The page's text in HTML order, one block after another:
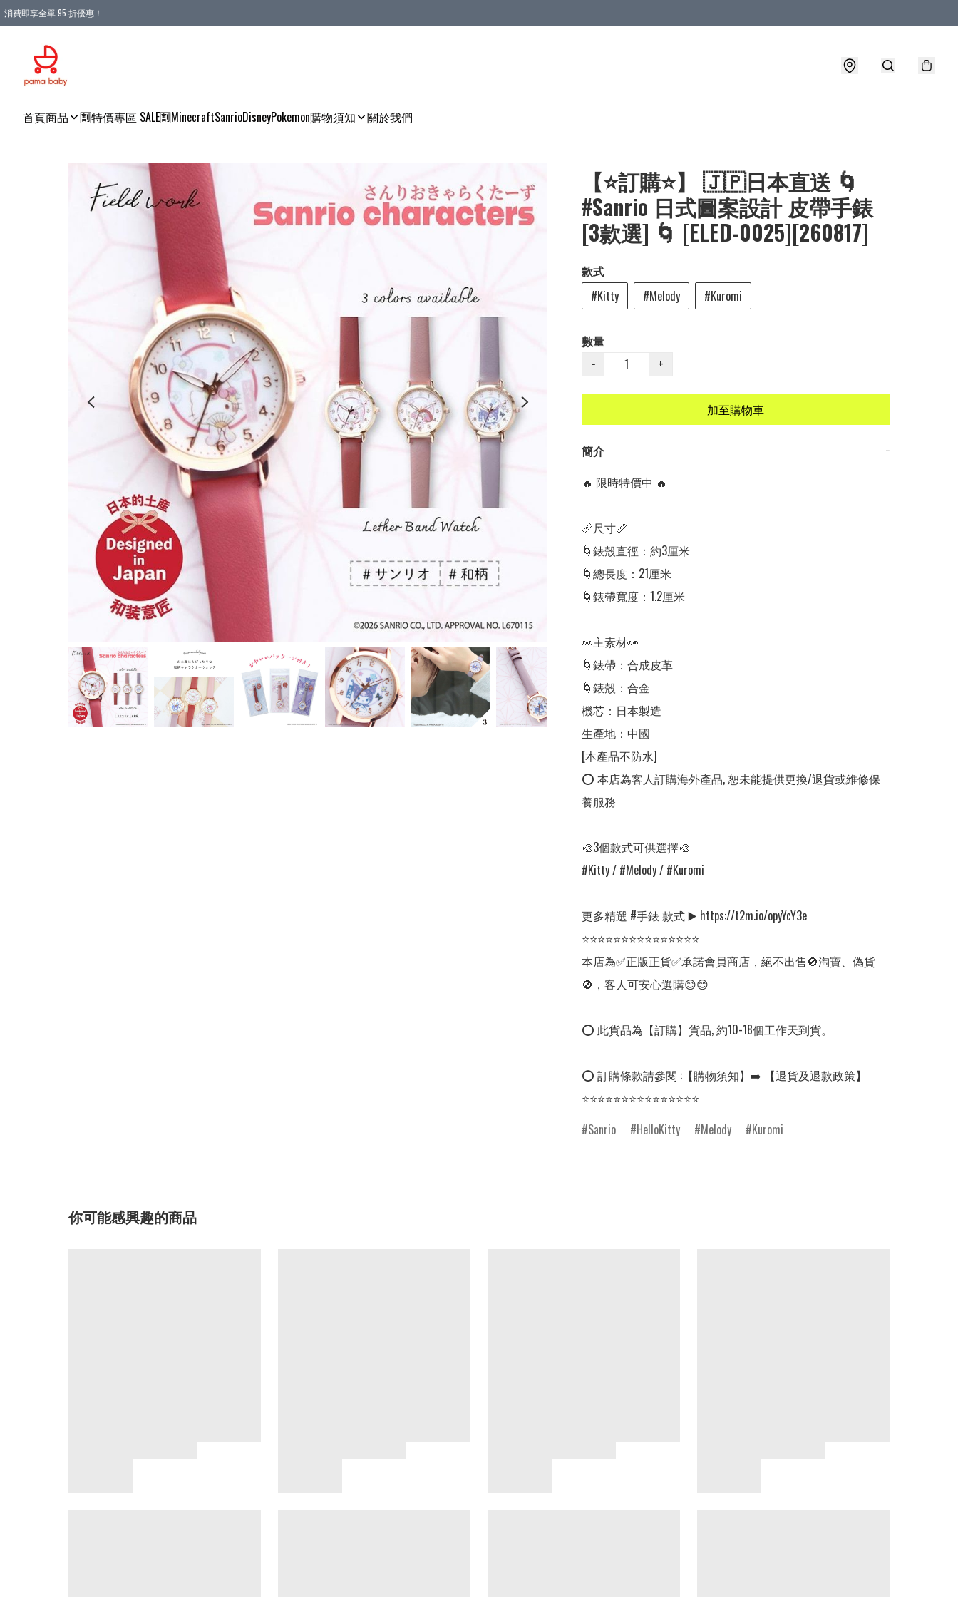
消費即享全單 95 折優惠！
首頁商品 🈹特價專區 SALE🈹MinecraftSanrioDisneyPokemon購物須知 關於我們
【⭐訂購⭐】 🇯🇵日本直送 🌀
#Sanrio 日式圖案設計 皮帶手錶
[3款選] 🌀 [ELED-0025][260817]
款式
#Kitty
#Melody #Kuromi
數量
−
+
加至購物車
簡介
−
🔥 限時特價中 🔥
📏尺寸📏
🌀錶殼直徑：約3厘米
🌀總長度：21厘米
🌀錶帶寬度：1.2厘米
👀主素材👀
🌀錶帶：合成皮革
🌀錶殼：合金
機芯：日本製造
生產地：中國
[本產品不防水]
⭕ 本店為客人訂購海外產品, 恕未能提供更換/退貨或維修保
養服務
🎨3個款式可供選擇🎨
#Kitty / #Melody / #Kuromi
更多精選 #手錶 款式 ▶️ https://t2m.io/opyYcY3e
⭐⭐⭐⭐⭐⭐⭐⭐⭐⭐⭐⭐⭐⭐⭐
本店為✅正版正貨✅承諾會員商店，絕不出售🚫淘寶、偽貨
🚫，客人可安心選購😊😊
⭕ 此貨品為【訂購】貨品, 約10-18個工作天到貨。
⭕ 訂購條款請參閱 :【購物須知】➡️ 【退貨及退款政策】
⭐⭐⭐⭐⭐⭐⭐⭐⭐⭐⭐⭐⭐⭐⭐
Sanrio
HelloKitty Melody Kuromi
你可能感興趣的商品